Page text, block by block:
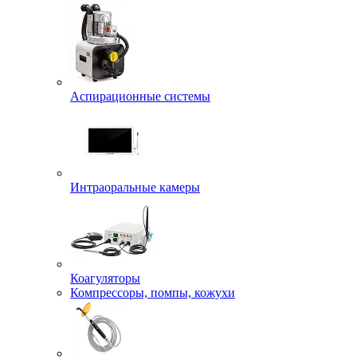
Аспирационные системы
Интраоральные камеры
Коагуляторы
Компрессоры, помпы, кожухи